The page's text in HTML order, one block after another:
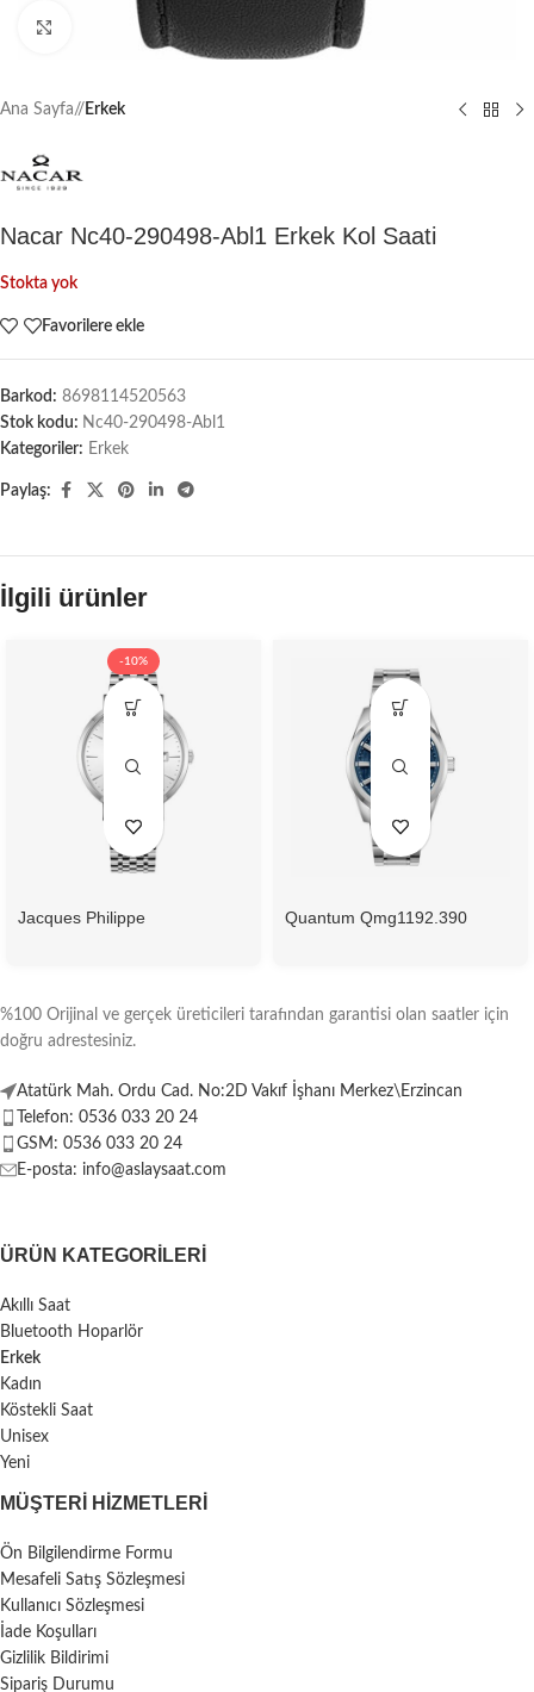
Büyütmek için tıklayın
Ana Sayfa/ Erkek
Nacar Nc40-290498-Abl1 Erkek Kol Saati
Stokta yok
Favorilere ekle
Barkod: 8698114520563
Stok kodu: Nc40-290498-Abl1
Kategoriler: Erkek
Paylaş:
İlgili ürünler
-10%
Jacques Philippe
Quantum Qmg1192.390
%100 Orijinal ve gerçek üreticileri tarafından garantisi olan saatler için
doğru adrestesiniz.
Atatürk Mah. Ordu Cad. No:2D Vakıf İşhanı Merkez\Erzincan
Telefon: 0536 033 20 24
GSM: 0536 033 20 24
E-posta: info@aslaysaat.com
ÜRÜN KATEGORILERI
Akıllı Saat
Bluetooth Hoparlör
Erkek
Kadın
Köstekli Saat
Unisex
Yeni
MÜŞTERI HIZMETLERI
Ön Bilgilendirme Formu
Mesafeli Satış Sözleşmesi
Kullanıcı Sözleşmesi
İade Koşulları
Gizlilik Bildirimi
Sipariş Durumu